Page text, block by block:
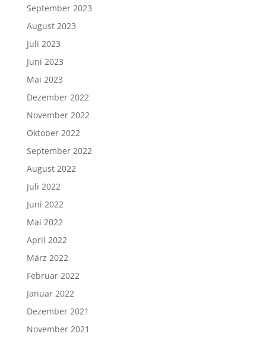
September 2023
August 2023
Juli 2023
Juni 2023
Mai 2023
Dezember 2022
November 2022
Oktober 2022
September 2022
August 2022
Juli 2022
Juni 2022
Mai 2022
April 2022
März 2022
Februar 2022
Januar 2022
Dezember 2021
November 2021